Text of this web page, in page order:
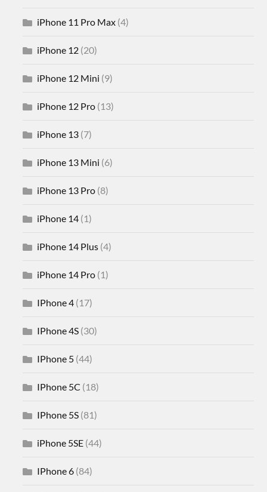
iPhone 11 Pro Max (4)
iPhone 12 (20)
iPhone 12 Mini (9)
iPhone 12 Pro (13)
iPhone 13 (7)
iPhone 13 Mini (6)
iPhone 13 Pro (8)
iPhone 14 (1)
iPhone 14 Plus (4)
iPhone 14 Pro (1)
IPhone 4 (17)
IPhone 4S (30)
IPhone 5 (44)
IPhone 5C (18)
IPhone 5S (81)
iPhone 5SE (44)
IPhone 6 (84)